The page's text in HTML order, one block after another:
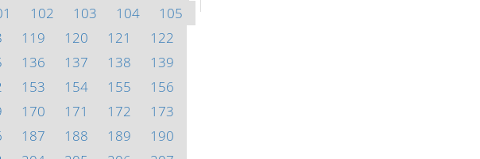
102 103 104
105
119 120 121
122
136 137 138
139
153 154 155
156
170 171 172
173
187 188 189
190